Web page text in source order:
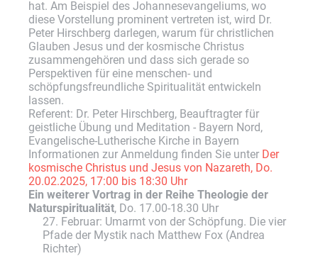
hat. Am Beispiel des Johannesevangeliums, wo
diese Vorstellung prominent vertreten ist, wird Dr.
Peter Hirschberg darlegen, warum für christlichen
Glauben Jesus und der kosmische Christus
zusammengehören und dass sich gerade so
Perspektiven für eine menschen- und
schöpfungsfreundliche Spiritualität entwickeln
lassen.
Referent: Dr. Peter Hirschberg, Beauftragter für
geistliche Übung und Meditation - Bayern Nord,
Evangelische-Lutherische Kirche in Bayern
Informationen zur Anmeldung finden Sie unter Der
kosmische Christus und Jesus von Nazareth, Do.
20.02.2025, 17:00 bis 18:30 Uhr
Ein weiterer Vortrag in der Reihe Theologie der
Naturspiritualität, Do. 17.00-18.30 Uhr
27. Februar: Umarmt von der Schöpfung. Die vier
Pfade der Mystik nach Matthew Fox (Andrea
Richter)